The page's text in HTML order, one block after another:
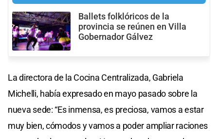
Ballets folklóricos de la
provincia se reúnen en Villa
Gobernador Gálvez
La directora de la Cocina Centralizada, Gabriela
Michelli, había expresado en mayo pasado sobre la
nueva sede: “Es inmensa, es preciosa, vamos a estar
muy bien, cómodos y vamos a poder ampliar raciones